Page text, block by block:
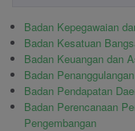
Badan Kepegawaian
Badan Kesatuan
Badan Keuangan dan
Badan
Badan Pendapatan
Badan Perencanaan
Pengembangan